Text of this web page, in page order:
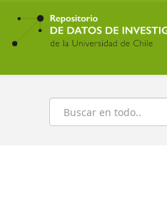
Ir
contenido
principal
Buscar